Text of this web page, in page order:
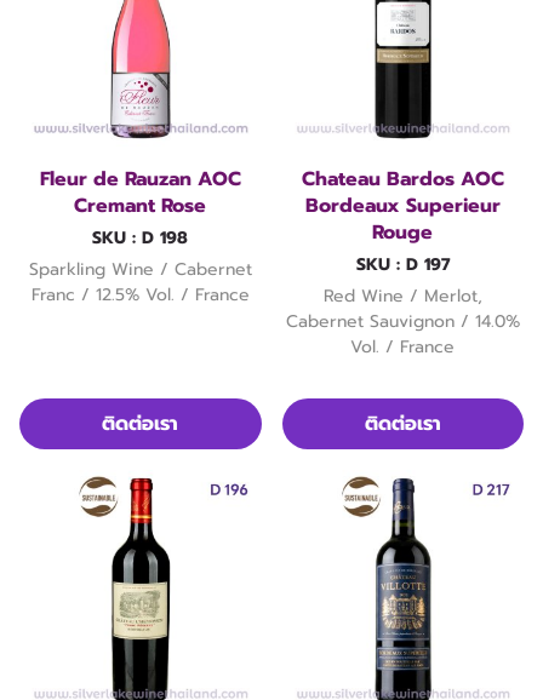
Fleur de Rauzan AOC
Cremant Rose
SKU : D 198
Sparkling Wine / Cabernet
Franc / 12.5% Vol. / France
ติดต่อเรา
Chateau Bardos AOC
Bordeaux Superieur
Rouge
SKU : D 197
Red Wine / Merlot,
Cabernet Sauvignon / 14.0%
Vol. / France
ติดต่อเรา